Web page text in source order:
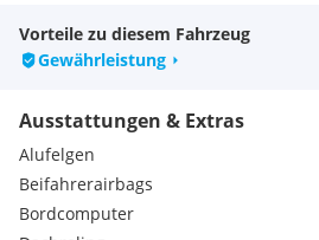
Gepäckraumbeleuchtung
Scheibenbremsen vorn und hinten
Verzurrösen im Laderaum
Türgriffe in Wagenfarbe lackiert
Scheibenwischer mit
Wärmeschutzverglasung
12-Volt-Anschluss im Gepäckraum
Dachspoiler in Wagenfarbe lackiert
Vorteile zu diesem Fahrzeug
Gewährleistung
Ausstattungen & Extras
Alufelgen
Beifahrerairbags
Bordcomputer